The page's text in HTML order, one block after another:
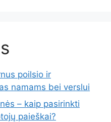
poilsio ir
namams bei verslui
– kaip pasirinkti
paieškai?